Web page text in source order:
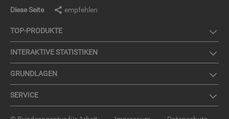
Diese Seite empfehlen
TOP-PRO­DUK­TE
IN­TER­AK­TI­VE STA­TIS­TI­KEN
GRUND­LA­GEN
SER­VICE